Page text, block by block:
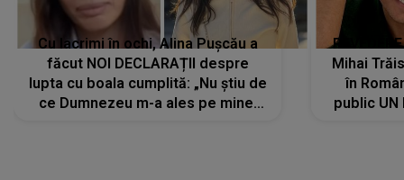
Cu lacrimi în ochi, Alina Pușcău a
făcut NOI DECLARAȚII despre
lupta cu boala cumplită: „Nu știu de
ce Dumnezeu m-a ales pe mine.
Mihai
în
public UN